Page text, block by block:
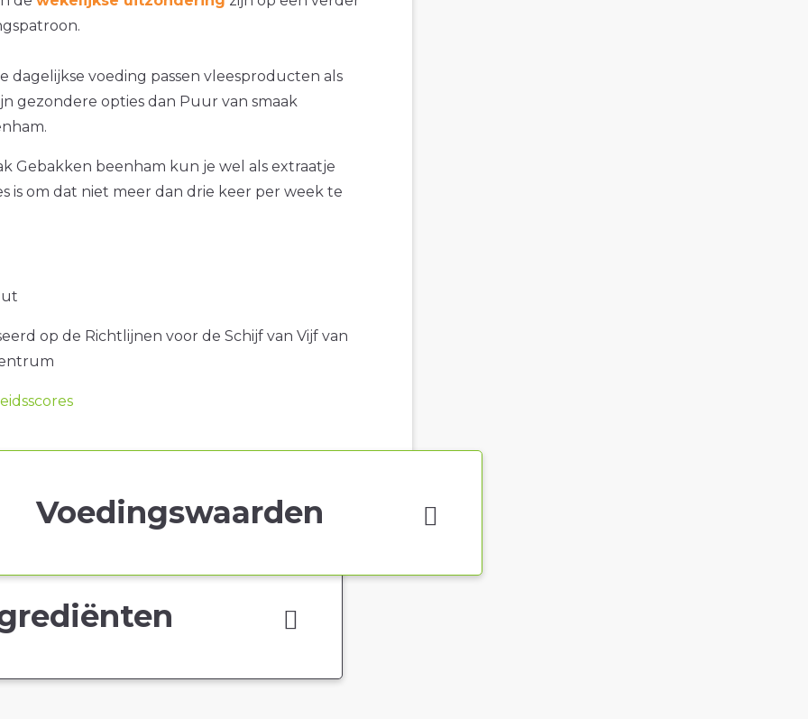
dagelijkse voeding passen vleesproducten als
gezondere opties dan Puur van smaak
Gebakken beenham kun je wel als extraatje
is om dat niet meer dan drie keer per week te
op de Richtlijnen voor de Schijf van Vijf van
Voedingswaarden